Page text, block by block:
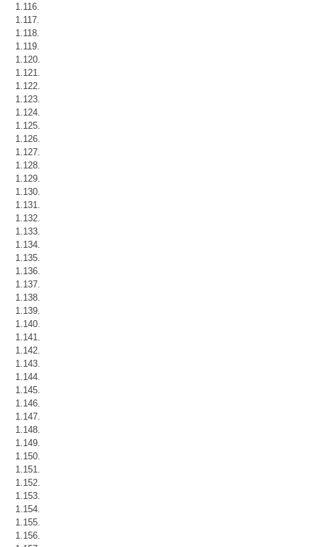
1.116.
1.117.
1.118.
1.119.
1.120.
1.121.
1.122.
1.123.
1.124.
1.125.
1.126.
1.127.
1.128.
1.129.
1.130.
1.131.
1.132.
1.133.
1.134.
1.135.
1.136.
1.137.
1.138.
1.139.
1.140.
1.141.
1.142.
1.143.
1.144.
1.145.
1.146.
1.147.
1.148.
1.149.
1.150.
1.151.
1.152.
1.153.
1.154.
1.155.
1.156.